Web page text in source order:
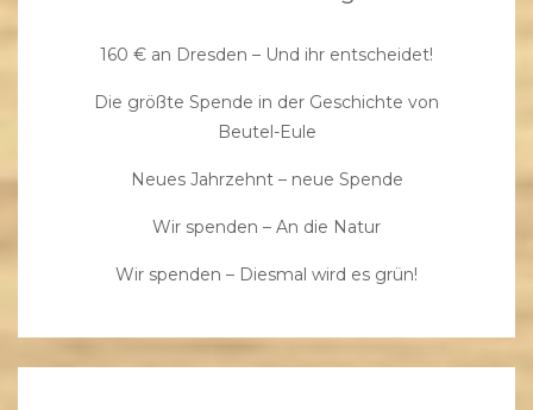
160 € an Dresden – Und ihr entscheidet!
Die größte Spende in der Geschichte von
Beutel-Eule
Neues Jahrzehnt – neue Spende
Wir spenden – An die Natur
Wir spenden – Diesmal wird es grün!